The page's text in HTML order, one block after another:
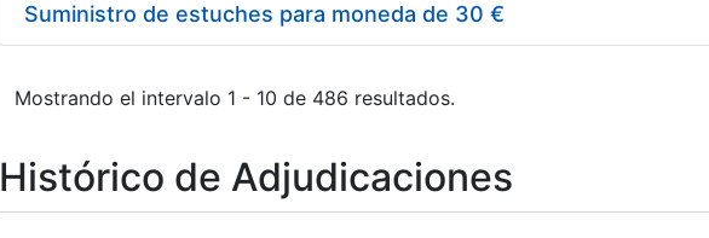
Suministro de estuches para moneda de 30 €
Mostrando el intervalo 1 - 10 de 486 resultados.
Histórico de Adjudicaciones